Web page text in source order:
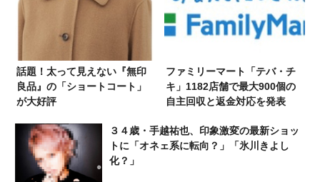
話題！太って見えない『無印
良品』の「ショートコート」
が大好評
ファミリーマート「テバ・チ
キ」1182店舗で最大900個の
自主回収と返金対応を発表
３４歳・手越祐也、印象激変の最新ショッ
トに「オネェ系に転向？」「氷川きよし
化？」